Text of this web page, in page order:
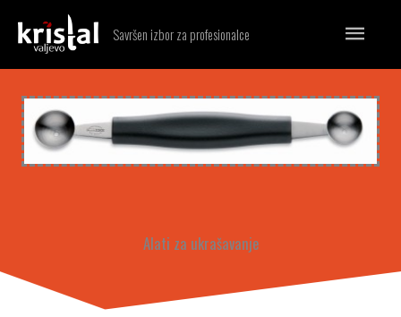
content
Savršen izbor za profesionalce
Alati za ukrašavanje